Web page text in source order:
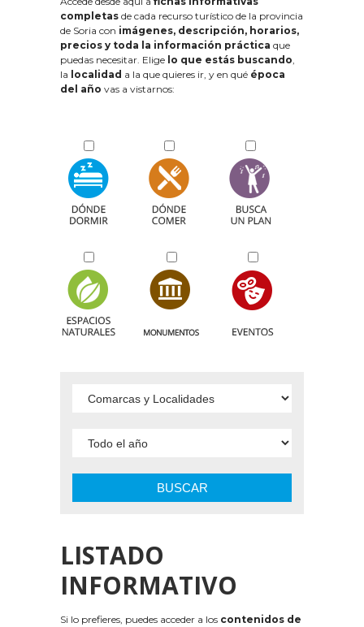
completas de cada recurso turístico de la provincia
de Soria con imágenes, descripción, horarios,
precios y toda la información práctica que
puedas necesitar. Elige lo que estás buscando,
la localidad a la que quieres ir, y en qué época
del año vas a vistarnos:
BUSCAR
LISTADO
INFORMATIVO
Si lo prefieres, puedes acceder a los contenidos de